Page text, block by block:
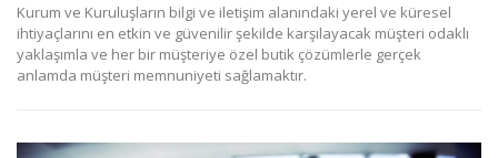
Kurum ve Kuruluşların bilgi ve iletişim alanındaki yerel ve küresel
ihtiyaçlarını en etkin ve güvenilir şekilde karşılayacak müşteri odaklı
yaklaşımla ve her bir müşteriye özel butik çözümlerle gerçek
anlamda müşteri memnuniyeti sağlamaktır.